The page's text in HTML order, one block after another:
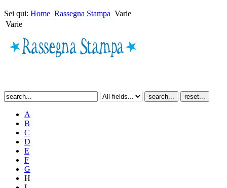
Sei qui: Home Rassegna Stampa Varie
Varie
A
B
C
D
E
F
G
H